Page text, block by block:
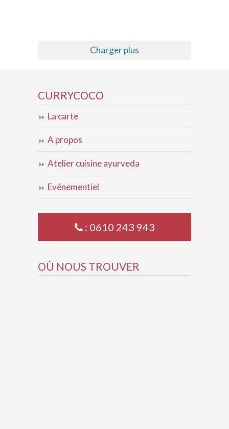
Charger plus
CURRYCOCO
La carte
A propos
Atelier cuisine ayurveda
Evénementiel
: 0610 243 943
OÙ NOUS TROUVER